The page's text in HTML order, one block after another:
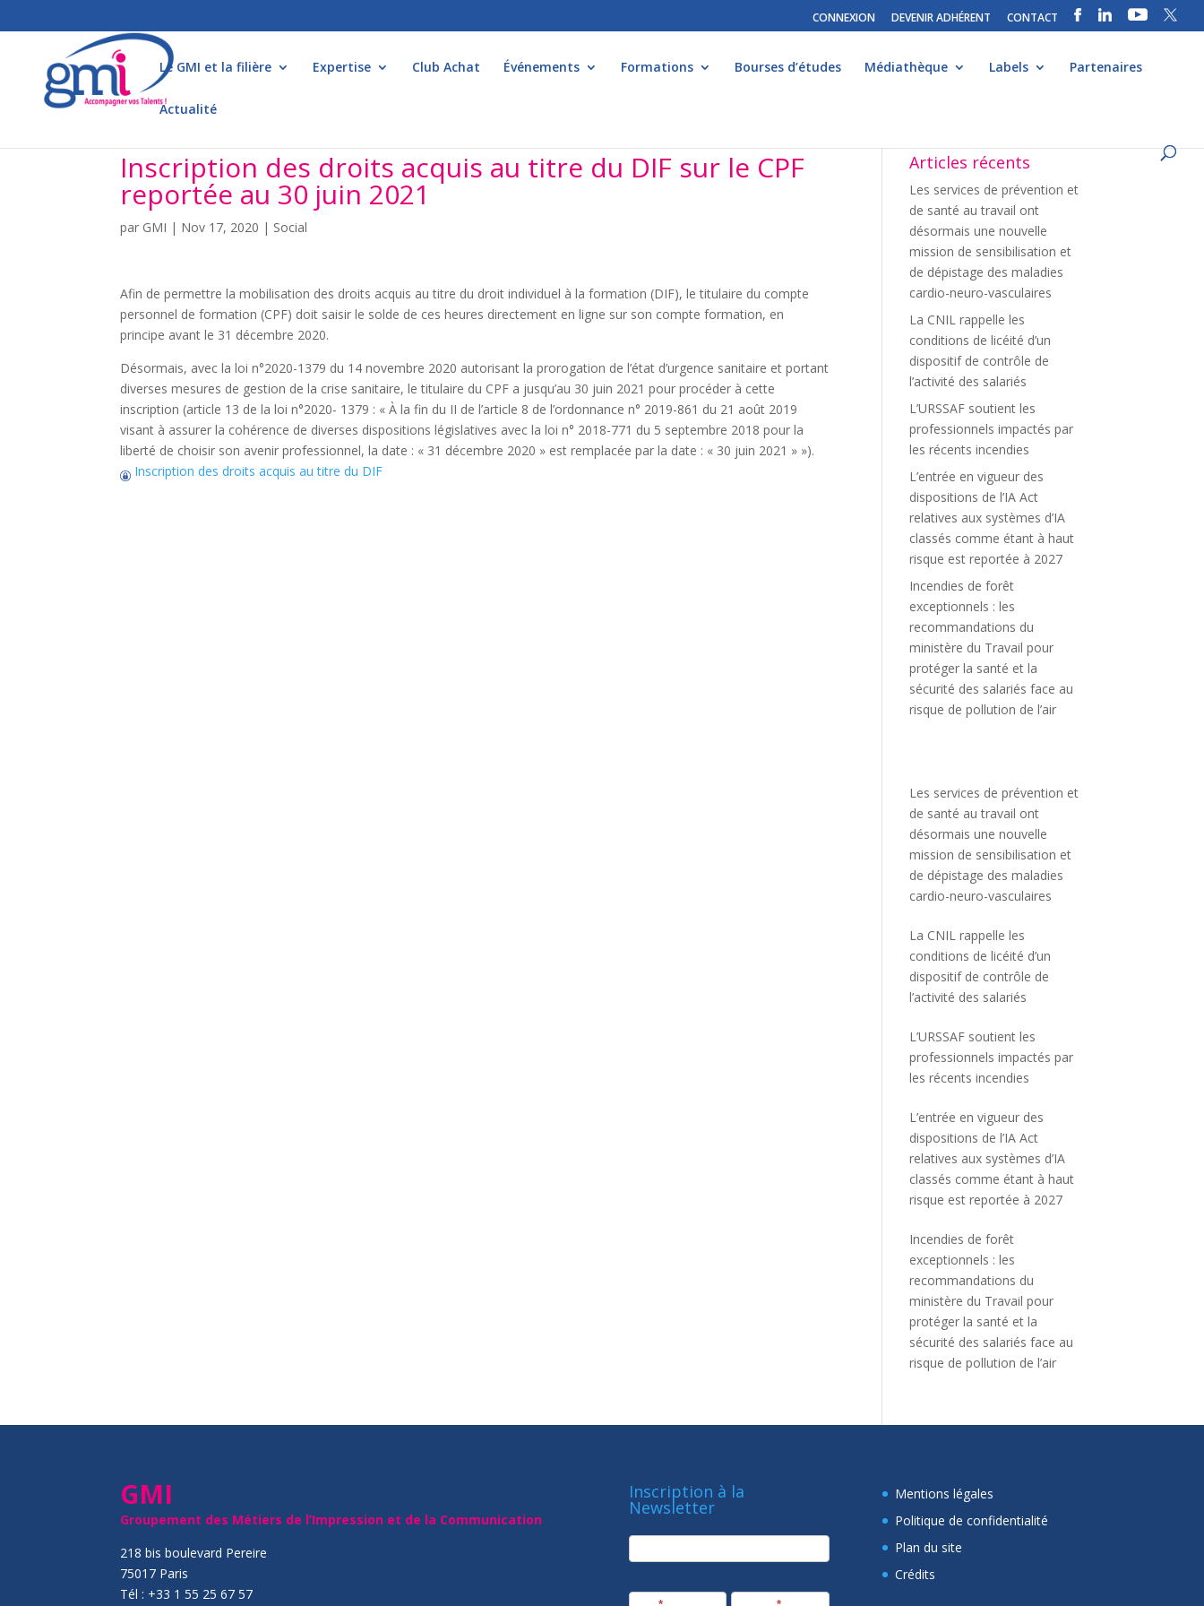
CONNEXION DEVENIR ADHÉRENT CONTACT
Le GMI et la filière Expertise Club Achat Événements Formations Bourses d’études Médiathèque Labels Partenaires
Actualité
Inscription des droits acquis au titre du DIF sur le CPF
reportée au 30 juin 2021
par GMI | Nov 17, 2020 | Social
Afin de permettre la mobilisation des droits acquis au titre du droit individuel à la formation (DIF), le titulaire du compte
personnel de formation (CPF) doit saisir le solde de ces heures directement en ligne sur son compte formation, en
principe avant le 31 décembre 2020.
Désormais, avec la loi n°2020-1379 du 14 novembre 2020 autorisant la prorogation de l’état d’urgence sanitaire et portant
diverses mesures de gestion de la crise sanitaire, le titulaire du CPF a jusqu’au 30 juin 2021 pour procéder à cette
inscription (article 13 de la loi n°2020- 1379 : « À la fin du II de l’article 8 de l’ordonnance n° 2019-861 du 21 août 2019
visant à assurer la cohérence de diverses dispositions législatives avec la loi n° 2018-771 du 5 septembre 2018 pour la
liberté de choisir son avenir professionnel, la date : « 31 décembre 2020 » est remplacée par la date : « 30 juin 2021 » »).
Inscription des droits acquis au titre du DIF
Articles récents
Les services de prévention et
de santé au travail ont
désormais une nouvelle
mission de sensibilisation et
de dépistage des maladies
cardio-neuro-vasculaires
La CNIL rappelle les
conditions de licéité d’un
dispositif de contrôle de
l’activité des salariés
L’URSSAF soutient les
professionnels impactés par
les récents incendies
L’entrée en vigueur des
dispositions de l’IA Act
relatives aux systèmes d’IA
classés comme étant à haut
risque est reportée à 2027
Incendies de forêt
exceptionnels : les
recommandations du
ministère du Travail pour
protéger la santé et la
sécurité des salariés face au
risque de pollution de l’air
Les services de prévention et
de santé au travail ont
désormais une nouvelle
mission de sensibilisation et
de dépistage des maladies
cardio-neuro-vasculaires
La CNIL rappelle les
conditions de licéité d’un
dispositif de contrôle de
l’activité des salariés
L’URSSAF soutient les
professionnels impactés par
les récents incendies
L’entrée en vigueur des
dispositions de l’IA Act
relatives aux systèmes d’IA
classés comme étant à haut
risque est reportée à 2027
Incendies de forêt
exceptionnels : les
recommandations du
ministère du Travail pour
protéger la santé et la
sécurité des salariés face au
risque de pollution de l’air
GMI
Groupement des Métiers de l’Impression et de la Communication
218 bis boulevard Pereire
75017 Paris
Tél : +33 1 55 25 67 57
Inscription à la
Newsletter
newsletter
Mentions légales
Politique de confidentialité
Plan du site
Crédits